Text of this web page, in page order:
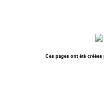
Ces pages ont été